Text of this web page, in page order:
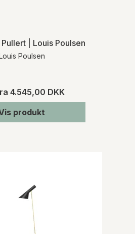
| Louis Poulsen
Poulsen
4.545,00 DKK
produkt